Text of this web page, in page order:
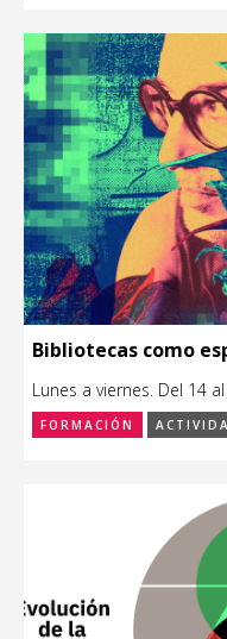
Bibliotecas como
Lunes a viernes. Del 14
FORMACIÓN